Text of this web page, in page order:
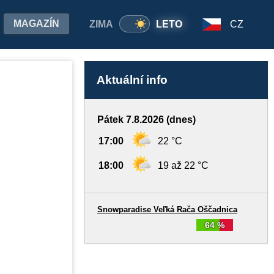
ZIMA LETO
MAGAZÍN CZ
Aktuální info
Pátek 7.8.2026 (dnes)
17:00 22 °C
18:00 19 až 22 °C
64 %
Snowparadise Veľká Rača Oščadnica